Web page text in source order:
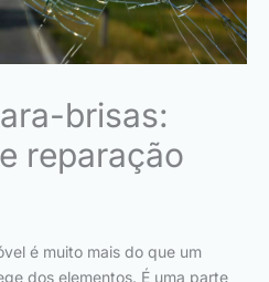
brisas:
reparação
é muito mais do que um
dos elementos. É uma parte